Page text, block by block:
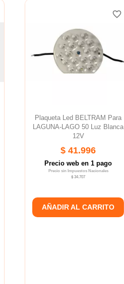
Plaqueta Led BELTRAM Para
LAGUNA-LAGO 50 Luz Blanca
12V
$ 41.996
Precio web en 1 pago
Precio sin Impuestos Nacionales
$ 34.707
AÑADIR AL CARRITO
favorite_border
favorite_border